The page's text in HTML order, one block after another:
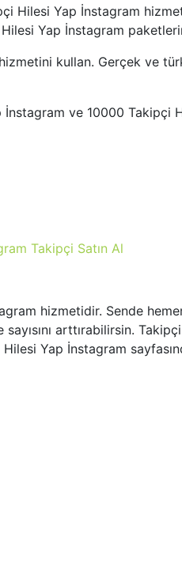
Hilesi Yap İnstagram
Yap İnstagram
hizmetini kullan. Gerçek ve
ve 10000 Takipçi
Takipçi Satın Al
hizmetidir. Sende
arttırabilirsin.
Yap İnstagram